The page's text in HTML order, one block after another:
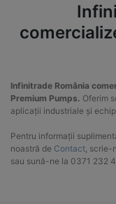
Infinitrade România
Premium Pumps. Oferim
aplicații industriale și
Pentru informații
noastră de Contact, scrie-
sau sună-ne la 0371 232